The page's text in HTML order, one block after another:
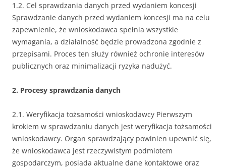
1.2. Cel sprawdzania danych przed wydaniem koncesji
Sprawdzanie danych przed wydaniem koncesji ma na celu
zapewnienie, że wnioskodawca spełnia wszystkie
wymagania, a działalność będzie prowadzona zgodnie z
przepisami. Proces ten służy również ochronie interesów
publicznych oraz minimalizacji ryzyka nadużyć.
2. Procesy sprawdzania danych
2.1. Weryfikacja tożsamości wnioskodawcy Pierwszym
krokiem w sprawdzaniu danych jest weryfikacja tożsamości
wnioskodawcy. Organ sprawdzający powinien upewnić się,
że wnioskodawca jest rzeczywistym podmiotem
gospodarczym, posiada aktualne dane kontaktowe oraz